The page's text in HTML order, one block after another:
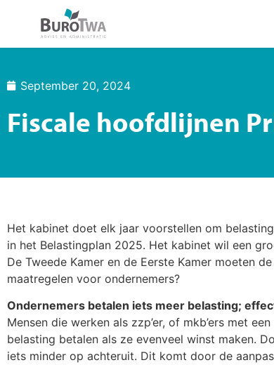
September 20, 2024
Fiscale hoofdlijnen
Het kabinet doet elk jaar voorstellen om
in het Belastingplan 2025. Het kabinet wil een
De Tweede Kamer en de Eerste Kamer moeten
maatregelen voor ondernemers?
Ondernemers betalen iets meer belasting;
Mensen die werken als zzp’er, of mkb’ers met
belasting betalen als ze evenveel winst maken.
iets minder op achteruit. Dit komt door de